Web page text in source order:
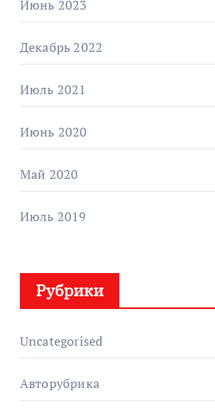
Июнь 2023
Декабрь 2022
Июль 2021
Июнь 2020
Май 2020
Июль 2019
Рубрики
Uncategorised
Авторубрика